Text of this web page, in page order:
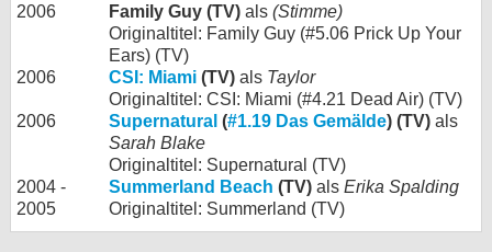
2006
Family Guy (TV) als (Stimme)
Originaltitel: Family Guy (#5.06 Prick Up Your
Ears) (TV)
2006
CSI: Miami (TV) als Taylor
Originaltitel: CSI: Miami (#4.21 Dead Air) (TV)
2006
Supernatural (#1.19 Das Gemälde) (TV) als
Sarah Blake
Originaltitel: Supernatural (TV)
2004 -
2005
Summerland Beach (TV) als Erika Spalding
Originaltitel: Summerland (TV)